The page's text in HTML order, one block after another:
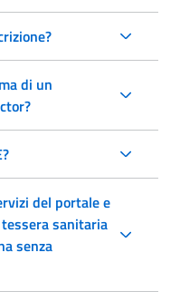
di un
del portale e
sanitaria
senza